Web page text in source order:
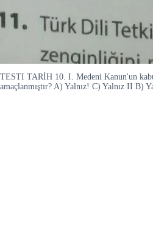
TESTI TARİH 10. I. Medeni Kanun'un
amaçlanmıştır? A) Yalnız! C) Yalnız II